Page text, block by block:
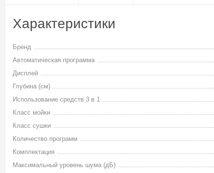
Характеристики
Бренд
Автоматическая программа
Дисплей
Глубина (см)
Использование средств 3 в 1
Класс мойки
Класс сушки
Количество программ
Комплектация
Максимальный уровень шума (дБ)